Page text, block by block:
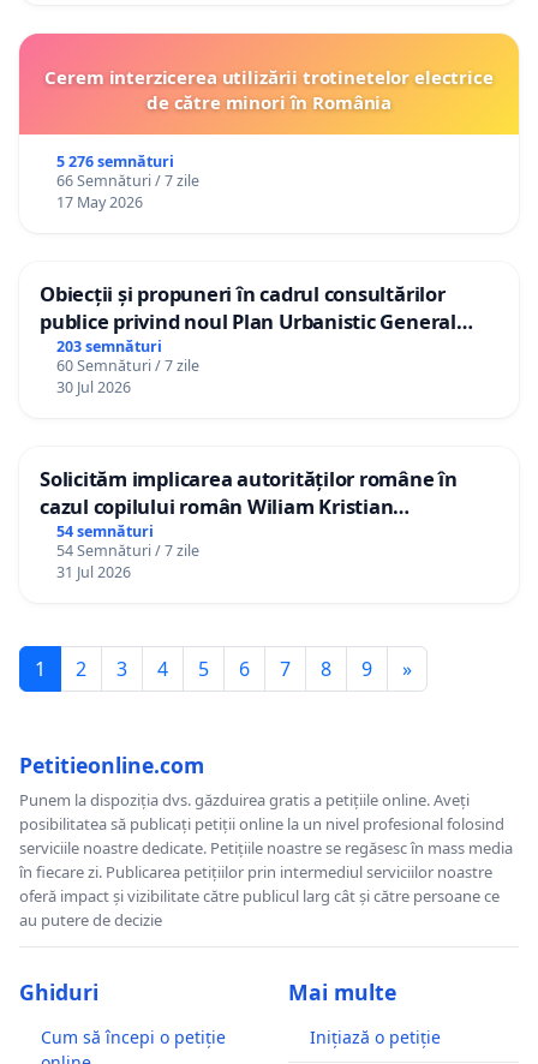
Cerem interzicerea utilizării trotinetelor electrice
de către minori în România
5 276 semnături
66 Semnături / 7 zile
17 May 2026
Obiecții și propuneri în cadrul consultărilor
publice privind noul Plan Urbanistic General
(PUG) Ialoveni
203 semnături
60 Semnături / 7 zile
30 Jul 2026
Solicităm implicarea autorităților române în
cazul copilului român Wiliam Kristian
Gheorghe, aflat în plasament în Danemarca de
12 ani
54 semnături
54 Semnături / 7 zile
31 Jul 2026
1 2 3 4 5 6 7 8 9 »
Petitieonline.com
Punem la dispoziția dvs. găzduirea gratis a petițiile online. Aveți
posibilitatea să publicați petiții online la un nivel profesional folosind
serviciile noastre dedicate. Petițiile noastre se regăsesc în mass media
în fiecare zi. Publicarea petițiilor prin intermediul serviciilor noastre
oferă impact și vizibilitate către publicul larg cât și către persoane ce
au putere de decizie
Ghiduri
Cum să începi o petiție
Mai multe
Inițiază o petiție